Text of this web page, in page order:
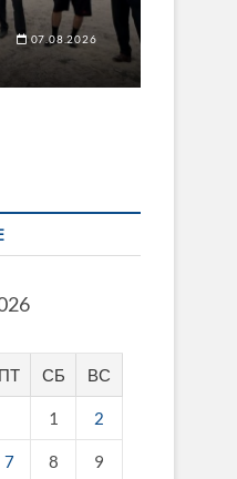
не
07.08.2026
ПТ СБ ВС
1 2
7 8 9